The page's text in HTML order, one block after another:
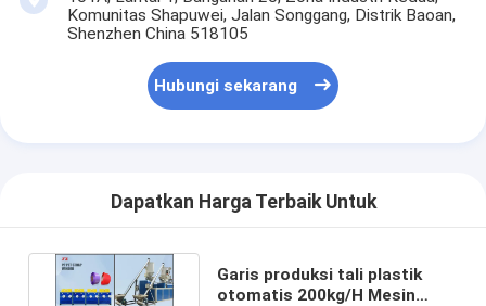
Komunitas Shapuwei, Jalan Songgang, Distrik Baoan,
Shenzhen China 518105
Hubungi sekarang
Dapatkan Harga Terbaik Untuk
Garis produksi tali plastik
otomatis 200kg/H Mesin